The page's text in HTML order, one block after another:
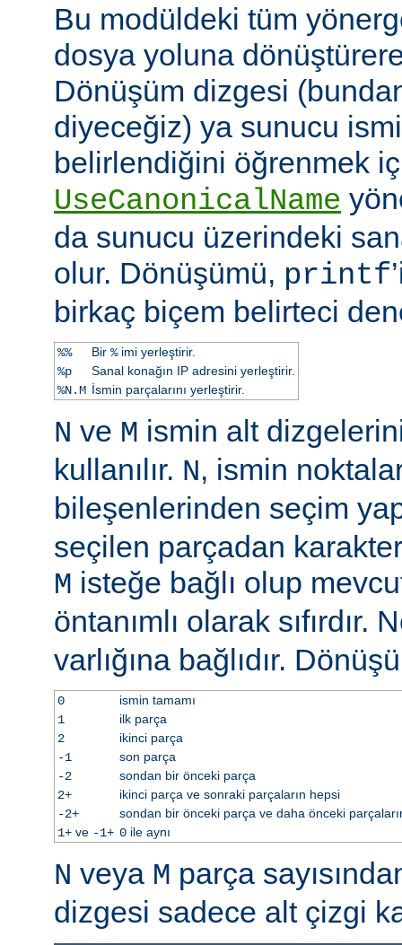
Bu modüldeki tüm
dosya yoluna
Dönüşüm dizgesi
diyeceğiz) ya sunucu
belirlendiğini öğrenmek
UseCanonicalName
da sunucu üzerindeki
olur. Dönüşümü, printf
birkaç biçem belirteci
%% Bir %imi yerleştirir.
%p
Sanal konağın IP adresini yerleştirir.
%N.M İsmin parçalarını yerleştirir.
N ve M ismin alt
kullanılır. N, ismin
bileşenlerinden seçim
seçilen parçadan
M isteğe bağlı olup
öntanımlı olarak sıfırdır.
varlığına bağlıdır.
0
ismin tamamı
1
ilk parça
2
ikinci parça
-1
son parça
-2
sondan bir önceki parça
2+
ikinci parça ve sonraki parçaların hepsi
-2+
sondan bir önceki parça ve daha önceki
1+ve -1+ 0ile aynı
N veya M parça
dizgesi sadece alt çizgi